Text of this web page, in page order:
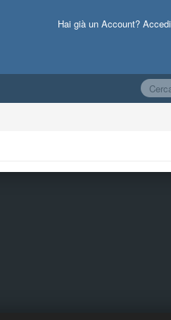
Hai già un Account? Accedi